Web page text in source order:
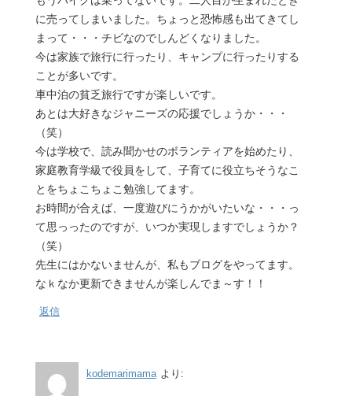
に売ってしまいました。ちょっと恐怖感も出てきてし
まって・・・チビなのでしんどくなりました。
今は家族で旅行に行ったり、キャンプに行ったりする
ことが多いです。
車中泊の貧乏旅行ですが楽しいです。
あとは大好きなジャニーズの応援でしょうか・・・
（笑）
今は学校で、読み聞かせのボランティアを始めたり、
家庭教育学級で役員をして、子育てに役立ちそうなこ
とをちょこちょこ勉強してます。
お時間が合えば、一度遊びにうかがいたいな・・・っ
て思っったのですが、いつか実現しますでしょうか？
（笑）
先生にはかないませんが、私もブログをやってます。
なｋなか更新できませんが楽しんでま～す！！
返信
kodemarimama より: